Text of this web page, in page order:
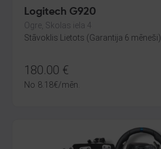
Logitech G920
Ogre, Skolas iela 4
Stāvoklis Lietots (Garantija 6 mēneši)
180.00 €
No 8.18€/mēn.